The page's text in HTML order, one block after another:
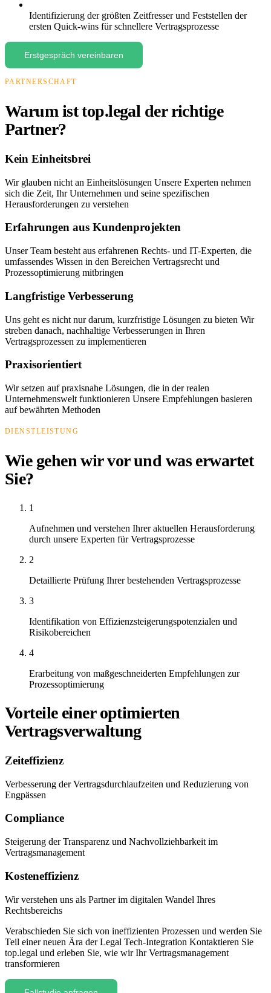
Identifizierung der größten Zeitfresser und Feststellen der
ersten Quick-wins für schnellere Vertragsprozesse
Erstgespräch vereinbaren
PARTNERSCHAFT
Warum ist top.legal der richtige
Partner?
Kein Einheitsbrei
Wir glauben nicht an Einheitslösungen Unsere Experten nehmen
sich die Zeit, Ihr Unternehmen und seine spezifischen
Herausforderungen zu verstehen
Erfahrungen aus Kundenprojekten
Unser Team besteht aus erfahrenen Rechts- und IT-Experten, die
umfassendes Wissen in den Bereichen Vertragsrecht und
Prozessoptimierung mitbringen
Langfristige Verbesserung
Uns geht es nicht nur darum, kurzfristige Lösungen zu bieten Wir
streben danach, nachhaltige Verbesserungen in Ihren
Vertragsprozessen zu implementieren
Praxisorientiert
Wir setzen auf praxisnahe Lösungen, die in der realen
Unternehmenswelt funktionieren Unsere Empfehlungen basieren
auf bewährten Methoden
DIENSTLEISTUNG
Wie gehen wir vor und was erwartet
Sie?
1
Aufnehmen und verstehen Ihrer aktuellen Herausforderung
durch unsere Experten für Vertragsprozesse
2
Detaillierte Prüfung Ihrer bestehenden Vertragsprozesse
3
Identifikation von Effizienzsteigerungspotenzialen und
Risikobereichen
4
Erarbeitung von maßgeschneiderten Empfehlungen zur
Prozessoptimierung
Vorteile einer optimierten
Vertragsverwaltung
Zeiteffizienz
Verbesserung der Vertragsdurchlaufzeiten und Reduzierung von
Engpässen
Compliance
Steigerung der Transparenz und Nachvollziehbarkeit im
Vertragsmanagement
Kosteneffizienz
Wir verstehen uns als Partner im digitalen Wandel Ihres
Rechtsbereichs
Verabschieden Sie sich von ineffizienten Prozessen und werden Sie
Teil einer neuen Ära der Legal Tech-Integration Kontaktieren Sie
top.legal und erleben Sie, wie wir Ihr Vertragsmanagement
transformieren